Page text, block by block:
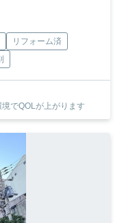
リフォーム済
でQOLが上がります